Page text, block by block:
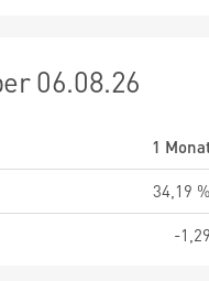
06.08.26
1
34,19
-